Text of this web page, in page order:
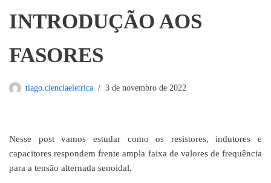
INTRODUÇÃO AOS
FASORES
tiago.cienciaeletrica 3 de novembro de 2022
Nesse post vamos estudar como os resistores, indutores e
capacitores respondem frente ampla faixa de valores de frequência
para a tensão alternada senoidal.